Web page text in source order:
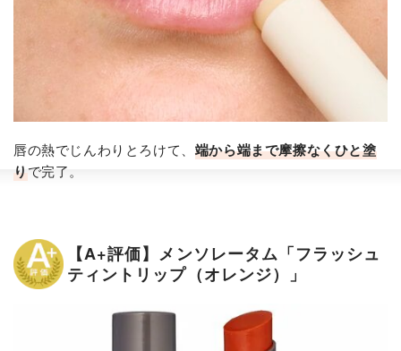
唇の熱でじんわりとろけて、 端から端まで摩擦なくひと塗
りで完了。
【A+評価】メンソレータム「フラッシュ
ティントリップ（オレンジ）」